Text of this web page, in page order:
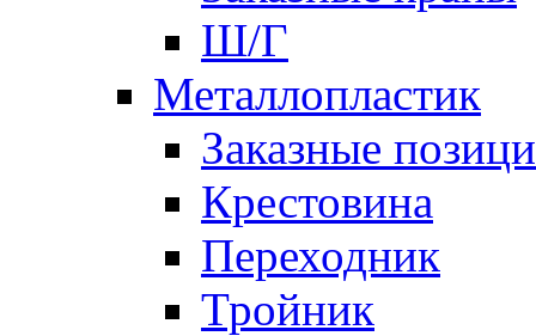
Ш/Г
Металлопластик
Заказные
Крестовина
Переходник
Тройник